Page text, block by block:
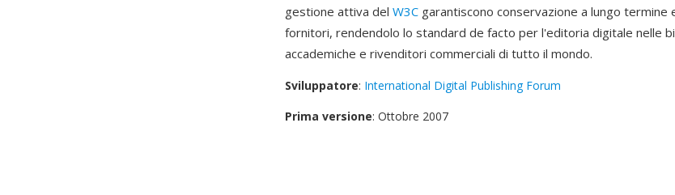
gestione attiva del W3C garantiscono conservazione a lungo termine
fornitori, rendendolo lo standard de facto per l'editoria digitale nelle
accademiche e rivenditori commerciali di tutto il mondo.
Sviluppatore: International Digital Publishing Forum
Prima versione: Ottobre 2007